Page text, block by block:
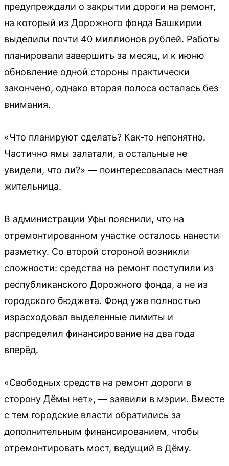
предупреждали о закрытии дороги на ремонт,
на который из Дорожного фонда Башкирии
выделили почти 40 миллионов рублей. Работы
планировали завершить за месяц, и к июню
обновление одной стороны практически
закончено, однако вторая полоса осталась без
внимания.
«Что планируют сделать? Как-то непонятно.
Частично ямы залатали, а остальные не
увидели, что ли?» — поинтересовалась местная
жительница.
В администрации Уфы пояснили, что на
отремонтированном участке осталось нанести
разметку. Со второй стороной возникли
сложности: средства на ремонт поступили из
республиканского Дорожного фонда, а не из
городского бюджета. Фонд уже полностью
израсходовал выделенные лимиты и
распределил финансирование на два года
вперёд.
«Свободных средств на ремонт дороги в
сторону Дёмы нет», — заявили в мэрии. Вместе
с тем городские власти обратились за
дополнительным финансированием, чтобы
отремонтировать мост, ведущий в Дёму.